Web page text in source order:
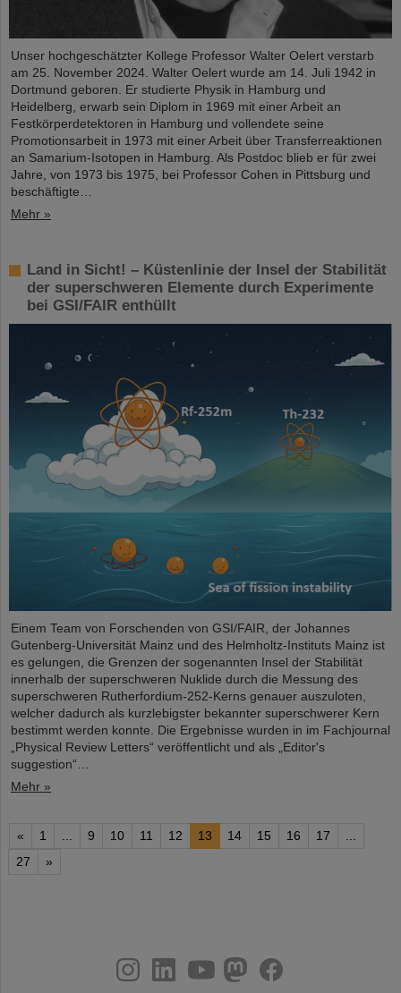
Unser hochgeschätzter Kollege Professor Walter Oelert verstarb
am 25. November 2024. Walter Oelert wurde am 14. Juli 1942 in
Dortmund geboren. Er studierte Physik in Hamburg und
Heidelberg, erwarb sein Diplom in 1969 mit einer Arbeit an
Festkörperdetektoren in Hamburg und vollendete seine
Promotionsarbeit in 1973 mit einer Arbeit über Transferreaktionen
an Samarium-Isotopen in Hamburg. Als Postdoc blieb er für zwei
Jahre, von 1973 bis 1975, bei Professor Cohen in Pittsburg und
beschäftigte…
Mehr »
Land in Sicht! – Küstenlinie der Insel der Stabilität
der superschweren Elemente durch Experimente
bei GSI/FAIR enthüllt
Einem Team von Forschenden von GSI/FAIR, der Johannes
Gutenberg-Universität Mainz und des Helmholtz-Instituts Mainz ist
es gelungen, die Grenzen der sogenannten Insel der Stabilität
innerhalb der superschweren Nuklide durch die Messung des
superschweren Rutherfordium-252-Kerns genauer auszuloten,
welcher dadurch als kurzlebigster bekannter superschwerer Kern
bestimmt werden konnte. Die Ergebnisse wurden in im Fachjournal
„Physical Review Letters“ veröffentlicht und als „Editor's
suggestion“…
Mehr »
« 1 9 10 11 12 13 14 15 16 17
27
»
youtube
helmholtz.social
facebook